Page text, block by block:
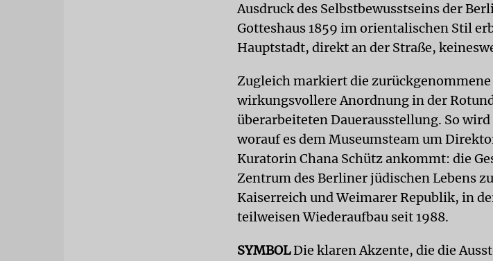
Ausdruck des Selbstbewusstseins der
Gotteshaus 1859 im orientalischen Stil
Hauptstadt, direkt an der Straße,
Zugleich markiert die zurückgenommene
wirkungsvollere Anordnung in der
überarbeiteten Dauerausstellung. So
worauf es dem Museumsteam um
Kuratorin Chana Schütz ankommt: die
Zentrum des Berliner jüdischen Lebens
Kaiserreich und Weimarer Republik, in
teilweisen Wiederaufbau seit 1988.
SYMBOLDie klaren Akzente, die die